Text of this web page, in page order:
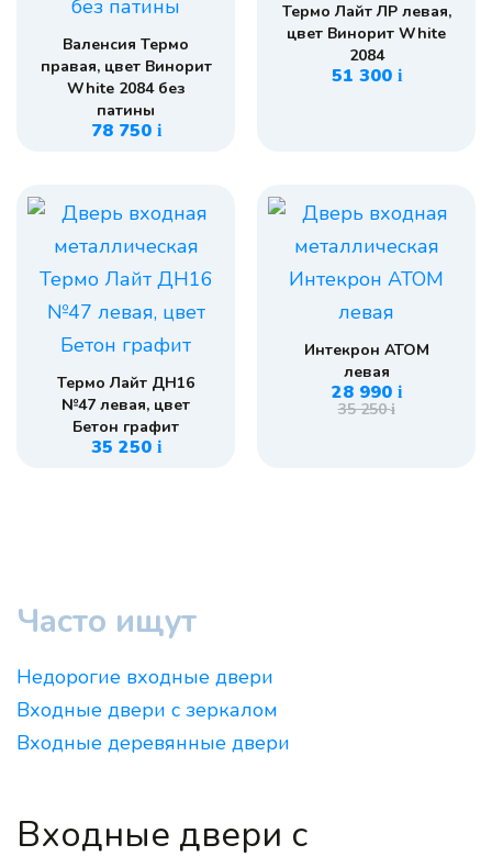
Валенсия Термо
правая, цвет Винорит
White 2084 без
патины
78 750 i
Термо Лайт ЛР левая,
цвет Винорит White
2084
51 300 i
Термо Лайт ДН16
№47 левая, цвет
Бетон графит
35 250 i
Интекрон АТОМ
левая
28 990 i
35 250i
Часто ищут
Недорогие входные двери
Входные двери с зеркалом
Входные деревянные двери
Входные двери с